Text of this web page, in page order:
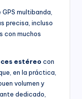
multibanda,
precisa, incluso
con muchos
estéreo con
que, en la práctica,
volumen y
dedicado,